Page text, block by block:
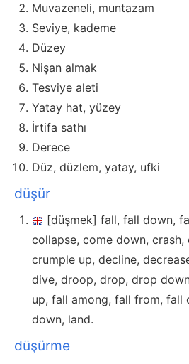
Muvazeneli, muntazam
Seviye, kademe
Düzey
Nişan almak
Tesviye aleti
Yatay hat, yüzey
İrtifa sathı
Derece
Düz, düzlem, yatay, ufki
düşür
[düşmek] fall, fall down,
collapse, come down, crash,
crumple up, decline,
dive, droop, drop, drop
up, fall among, fall from, fall
down, land.
düşürme